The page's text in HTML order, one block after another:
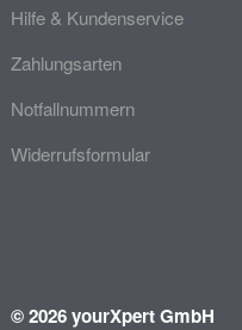
Hilfe & Kundenservice
Zahlungsarten
Notfallnummern
Widerrufsformular
© 2026 yourXpert GmbH